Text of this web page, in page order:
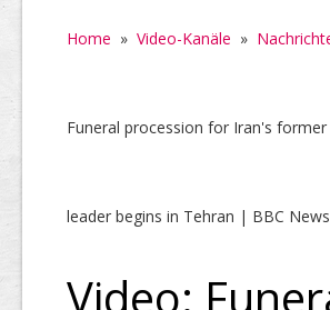
Home » Video-Kanäle »
Funeral procession for Iran's
leader begins in Tehran | BBC News
Video: